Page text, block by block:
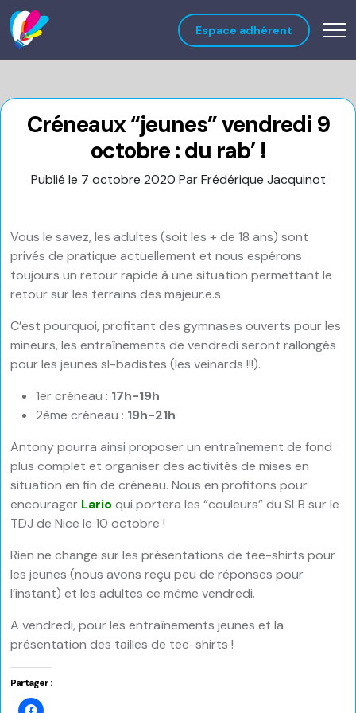
Espace adhérent
Créneaux “jeunes” vendredi 9
octobre : du rab’ !
Publié le 7 octobre 2020 Par Frédérique Jacquinot
Vous le savez, les adultes (soit les + de 18 ans) sont
privés de pratique actuellement et nous espérons
toujours un retour rapide à une situation permettant le
retour sur les terrains des majeur.e.s.
C’est pourquoi, profitant des gymnases ouverts pour les
mineurs, les entraînements de vendredi seront rallongés
pour les jeunes sl-badistes (les veinards !!!).
1er créneau : 17h-19h
2ème créneau : 19h-21h
Antony pourra ainsi proposer un entraînement de fond
plus complet et organiser des activités de mises en
situation en fin de créneau. Nous en profitons pour
encourager Larioqui portera les “couleurs” du SLB sur le
TDJ de Nice le 10 octobre !
Rien ne change sur les présentations de tee-shirts pour
les jeunes (nous avons reçu peu de réponses pour
l’instant) et les adultes ce même vendredi.
A vendredi, pour les entraînements jeunes et la
présentation des tailles de tee-shirts !
Partager :
Cliquez